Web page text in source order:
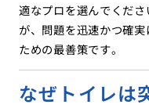
適なプロを選んでくだ
が、問題を迅速かつ確
ための最善策です。
なぜトイレは